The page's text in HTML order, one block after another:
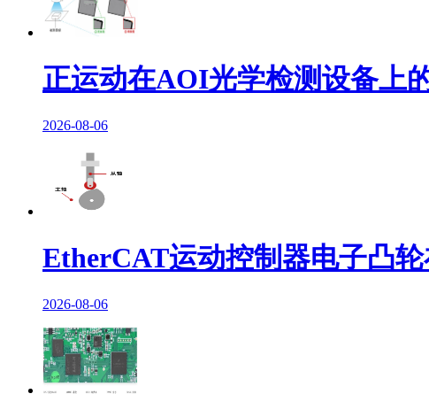
正运动在AOI光学检测设备上
2026-08-06
EtherCAT运动控制器电子凸
2026-08-06